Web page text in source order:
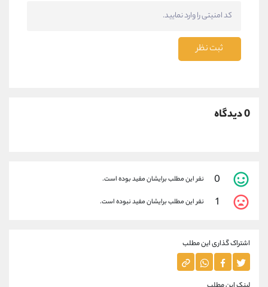
ثبت نظر
0 دیدگاه
0 نفر این مطلب برایشان مفید بوده است.
1 نفر این مطلب برایشان مفید نبوده است.
اشتراک گذاری این مطلب